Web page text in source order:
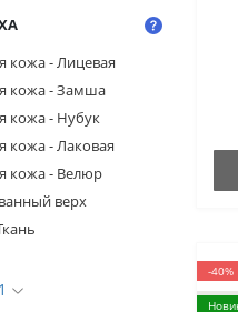
кожа - Лицевая
кожа - Замша
кожа - Нубук
кожа - Лаковая
кожа - Велюр
верх
-40%